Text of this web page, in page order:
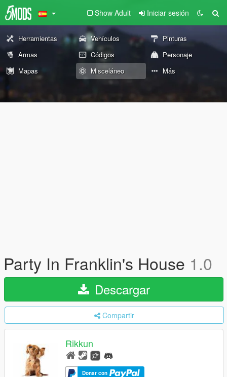
Show Adult Iniciar sesión
Herramientas Vehículos
Pinturas
Armas
Códigos
Personaje
Mapas
Misceláneo Más
Party In Franklin's House 1.0
Descargar
Compartir
Rikkun
Donar con